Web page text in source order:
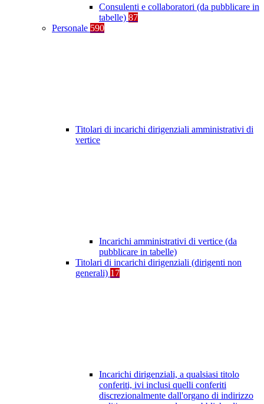
Consulenti e collaboratori (da pubblicare in
tabelle) 87
Personale 590
Titolari di incarichi dirigenziali amministrativi di
vertice
Incarichi amministrativi di vertice (da
pubblicare in tabelle)
Titolari di incarichi dirigenziali (dirigenti non
generali) 17
Incarichi dirigenziali, a qualsiasi titolo
conferiti, ivi inclusi quelli conferiti
discrezionalmente dall'organo di indirizzo